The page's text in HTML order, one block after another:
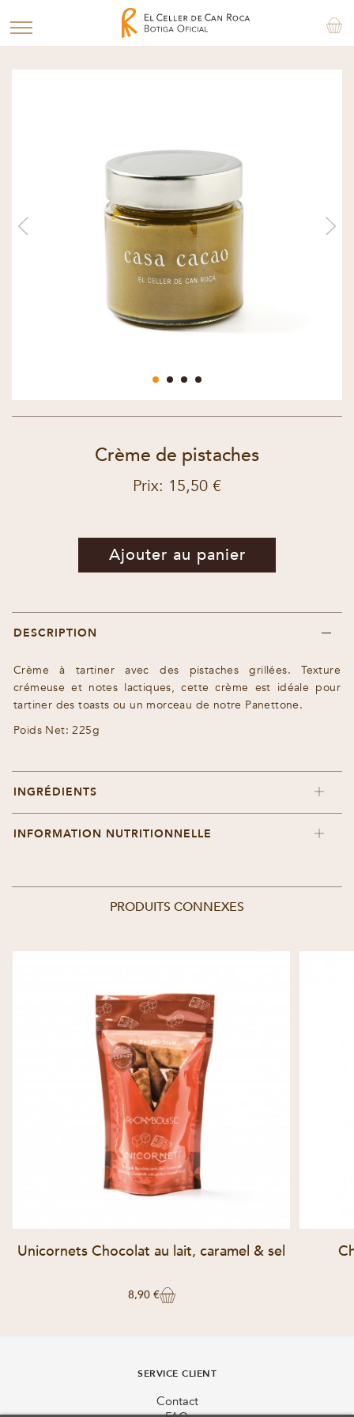
Crème de pistaches
Prix: 15,50 €
Ajouter au panier
DESCRIPTION
Crème à tartiner avec des pistaches grillées. Texture
crémeuse et notes lactiques, cette crème est idéale pour
tartiner des toasts ou un morceau de notre Panettone.
Poids Net: 225g
INGRÉDIENTS
INFORMATION NUTRITIONNELLE
PRODUITS CONNEXES
Unicornets Chocolat au lait, caramel & sel
8,90 €
SERVICE CLIENT
Contact